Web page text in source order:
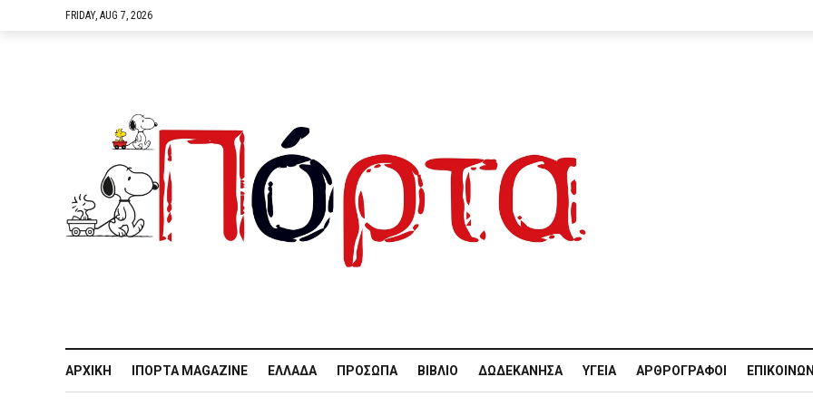
FRIDAY, AUG 7, 2026
ΑΡΧΙΚΉ IΠΌΡΤΑ MAGAZINE ΕΛΛΆΔΑ ΠΡΌΣΩΠΑ ΒΙΒΛΊΟ ΔΩΔΕΚΆΝΗΣΑ ΥΓΕΊΑ ΑΡΘΡΟΓΡΆΦΟΙ